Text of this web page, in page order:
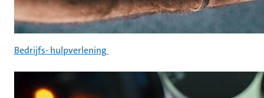
Bedrijfs- hulpverlening